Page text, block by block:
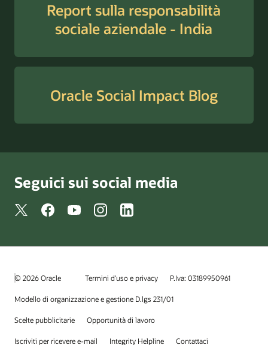
Report sulla responsabilità
sociale aziendale - India
Oracle Social Impact Blog
Seguici sui social media
© 2026 Oracle Termini d'uso e privacy P.Iva: 03189950961
Modello di organizzazione e gestione D.lgs 231/01
Scelte pubblicitarie Opportunità di lavoro
Iscriviti per ricevere e-mail Integrity Helpline Contattaci